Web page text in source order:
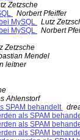
Zetzsche
Norbert Pfeiffer
MySQL
Lutz
MySQL
Norbert
Zetzsche
Mendel
leitner
Ahlenstorf
SPAM behandelt
als SPAM
als SPAM
als SPAM